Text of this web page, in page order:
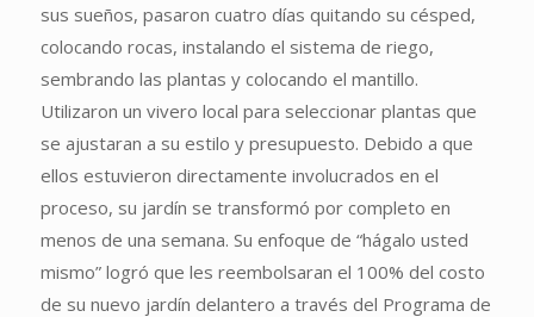
sus sueños, pasaron cuatro días quitando su césped,
colocando rocas, instalando el sistema de riego,
sembrando las plantas y colocando el mantillo.
Utilizaron un vivero local para seleccionar plantas que
se ajustaran a su estilo y presupuesto. Debido a que
ellos estuvieron directamente involucrados en el
proceso, su jardín se transformó por completo en
menos de una semana. Su enfoque de “hágalo usted
mismo” logró que les reembolsaran el 100% del costo
de su nuevo jardín delantero a través del Programa de